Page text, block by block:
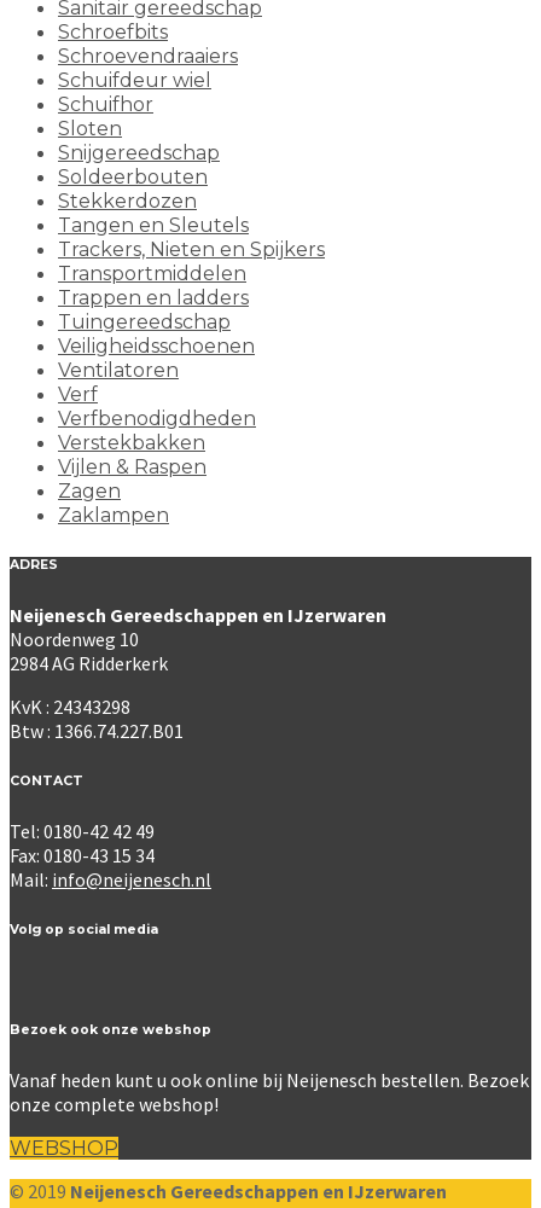
Sanitair gereedschap
Schroefbits
Schroevendraaiers
Schuifdeur wiel
Schuifhor
Sloten
Snijgereedschap
Soldeerbouten
Stekkerdozen
Tangen en Sleutels
Trackers, Nieten en Spijkers
Transportmiddelen
Trappen en ladders
Tuingereedschap
Veiligheidsschoenen
Ventilatoren
Verf
Verfbenodigdheden
Verstekbakken
Vijlen & Raspen
Zagen
Zaklampen
ADRES
Neijenesch Gereedschappen en IJzerwaren
Noordenweg 10
2984 AG Ridderkerk
KvK : 24343298
Btw : 1366.74.227.B01
CONTACT
Tel: 0180-42 42 49
Fax: 0180-43 15 34
Mail: info@neijenesch.nl
Volg op social media
Bezoek ook onze webshop
Vanaf heden kunt u ook online bij Neijenesch bestellen. Bezoek
onze complete webshop!
WEBSHOP
© 2019 Neijenesch Gereedschappen en IJzerwaren